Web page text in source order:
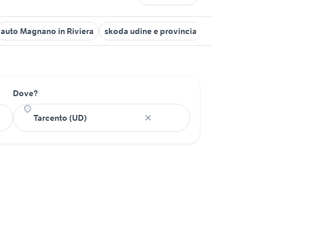
auto Magnano in Riviera skoda udine e provincia
Dove?